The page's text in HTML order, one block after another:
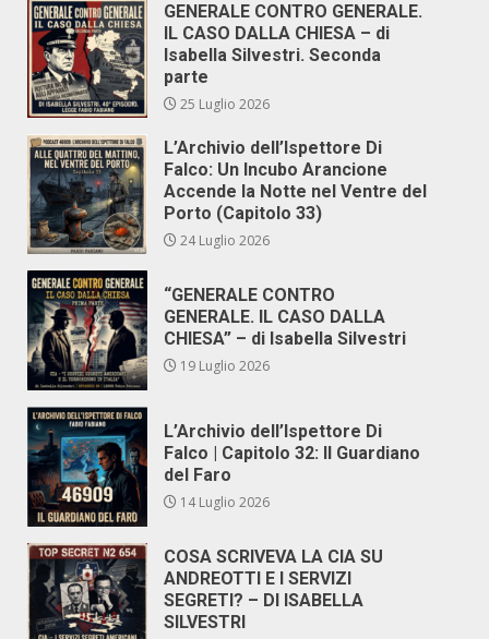
GENERALE CONTRO GENERALE.
IL CASO DALLA CHIESA – di
Isabella Silvestri. Seconda
parte
25 Luglio 2026
L’Archivio dell’Ispettore Di
Falco: Un Incubo Arancione
Accende la Notte nel Ventre del
Porto (Capitolo 33)
24 Luglio 2026
“GENERALE CONTRO
GENERALE. IL CASO DALLA
CHIESA” – di Isabella Silvestri
19 Luglio 2026
L’Archivio dell’Ispettore Di
Falco | Capitolo 32: Il Guardiano
del Faro
14 Luglio 2026
COSA SCRIVEVA LA CIA SU
ANDREOTTI E I SERVIZI
SEGRETI? – DI ISABELLA
SILVESTRI